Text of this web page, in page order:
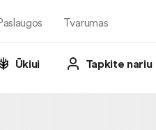
Tvarumas
Ūkiui Tapkite nariu